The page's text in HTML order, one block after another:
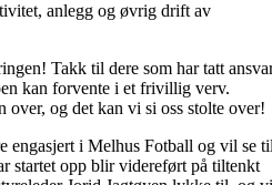
anlegg og øvrig drift av
Takk til dere som har tatt
kan forvente i et frivillig verv.
over, og det kan vi si oss stolte over!
engasjert i Melhus Fotball og vil se
startet opp blir videreført på tiltenkt